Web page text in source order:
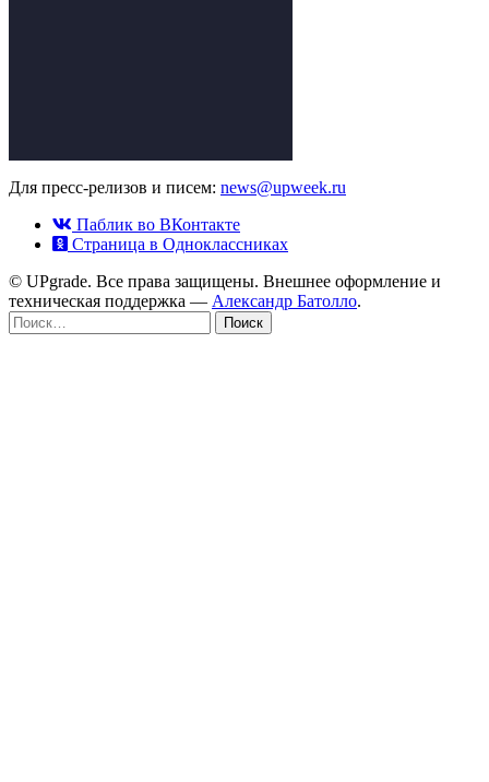
Для пресс-релизов и писем: news@upweek.ru
Паблик во ВКонтакте
Страница в Одноклассниках
© UPgrade. Все права защищены. Внешнее оформление и
техническая поддержка — Александр Батолло.
Найти: